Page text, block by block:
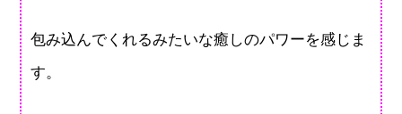
包み込んでくれるみたいな癒しのパワーを感じま
す。